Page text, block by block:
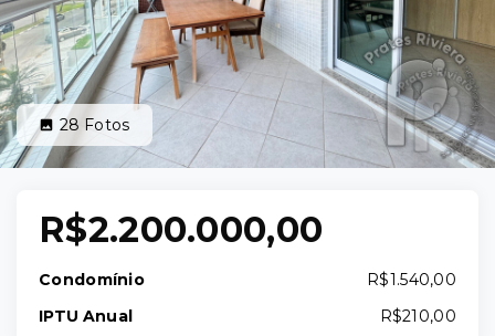
28 Fotos
R$2.200.000,00
Condomínio
R$1.540,00
IPTU Anual
R$210,00